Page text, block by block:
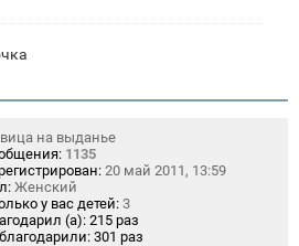
на выданье
1135
20 май 2011, 13:59
Женский
у вас детей: 3
(а): 215 раз
301 раз